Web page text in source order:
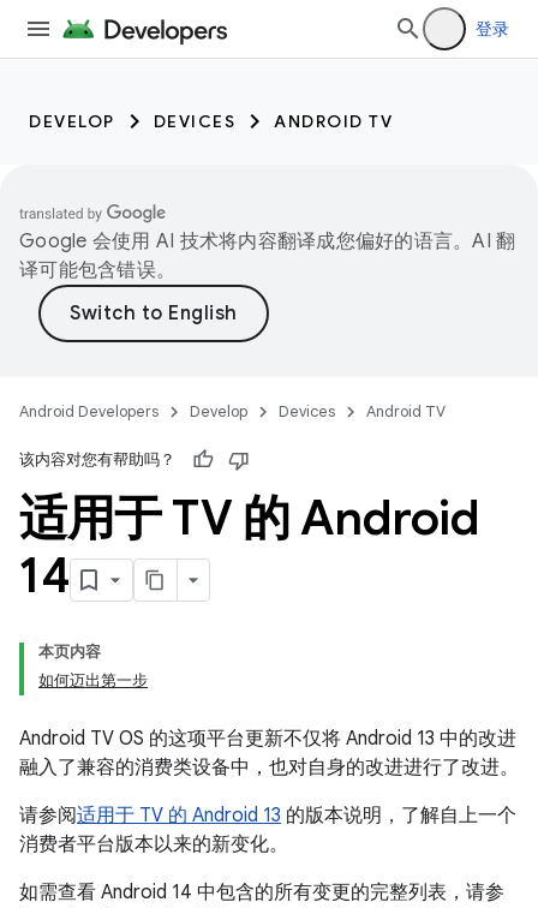
登录
DEVELOP DEVICES ANDROID TV
Google 会使用 AI 技术将内容翻译成您偏好的语言。AI 翻
译可能包含错误。
Android Developers Develop Devices Android TV
该内容对您有帮助吗？
适用于 TV 的 Android
14
本页内容
如何迈出第一步
Android TV OS 的这项平台更新不仅将 Android 13 中的改进
融入了兼容的消费类设备中，也对自身的改进进行了改进。
请参阅适用于 TV 的 Android 13 的版本说明，了解自上一个
消费者平台版本以来的新变化。
如需查看 Android 14 中包含的所有变更的完整列表，请参